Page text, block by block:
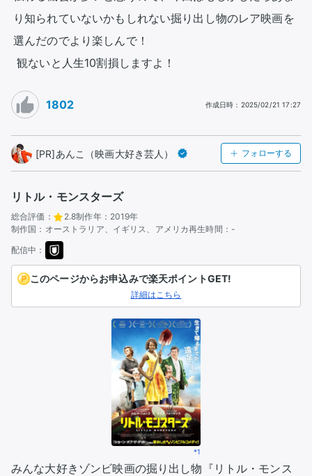
り知られていないかもしれない掘り出し物のレア映画を
選んだのでより楽しんで！
観ないと人生10割損しますよ！
1802 作成日時 ： 2025/02/21 17:27
[PR]あんこ（映画大好き芸人） フォローする
リトル・モンスターズ
総合評価： 2.8制作年： 2019年
制作国： オーストラリア、イギリス、アメリカ再生時間： -
配信中：
このページからお申込みで楽天ポイントGET!
詳細はこちら
*1
みんな大好きゾンビ映画の掘り出し物『リトル・モンス